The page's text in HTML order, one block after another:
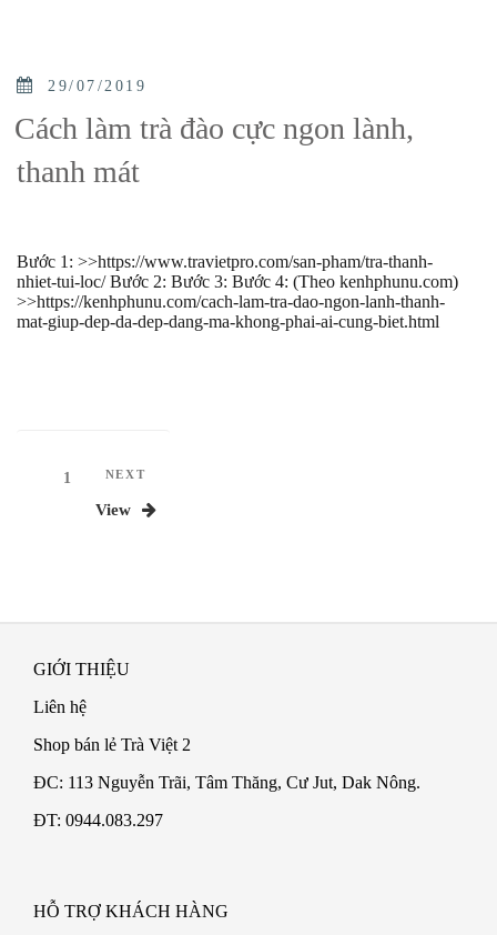
POSTED
29/07/2019
Cách làm trà đào cực ngon lành,
thanh mát
Bước 1: >>https://www.travietpro.com/san-pham/tra-thanh-
nhiet-tui-loc/ Bước 2: Bước 3: Bước 4: (Theo kenhphunu.com)
>>https://kenhphunu.com/cach-lam-tra-dao-ngon-lanh-thanh-
mat-giup-dep-da-dep-dang-ma-khong-phai-ai-cung-biet.html
1
Next
Post
NEXT
View
GIỚI THIỆU
Liên hệ
Shop bán lẻ Trà Việt 2
ĐC: 113 Nguyễn Trãi, Tâm Thăng, Cư Jut, Dak Nông.
ĐT: 0944.083.297
HỖ TRỢ KHÁCH HÀNG